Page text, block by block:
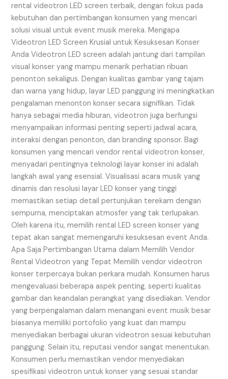
rental videotron LED screen terbaik, dengan fokus pada
kebutuhan dan pertimbangan konsumen yang mencari
solusi visual untuk event musik mereka. Mengapa
Videotron LED Screen Krusial untuk Kesuksesan Konser
Anda Videotron LED screen adalah jantung dari tampilan
visual konser yang mampu menarik perhatian ribuan
penonton sekaligus. Dengan kualitas gambar yang tajam
dan warna yang hidup, layar LED panggung ini meningkatkan
pengalaman menonton konser secara signifikan. Tidak
hanya sebagai media hiburan, videotron juga berfungsi
menyampaikan informasi penting seperti jadwal acara,
interaksi dengan penonton, dan branding sponsor. Bagi
konsumen yang mencari vendor rental videotron konser,
menyadari pentingnya teknologi layar konser ini adalah
langkah awal yang esensial. Visualisasi acara musik yang
dinamis dan resolusi layar LED konser yang tinggi
memastikan setiap detail pertunjukan terekam dengan
sempurna, menciptakan atmosfer yang tak terlupakan.
Oleh karena itu, memilih rental LED screen konser yang
tepat akan sangat memengaruhi kesuksesan event Anda.
Apa Saja Pertimbangan Utama dalam Memilih Vendor
Rental Videotron yang Tepat Memilih vendor videotron
konser terpercaya bukan perkara mudah. Konsumen harus
mengevaluasi beberapa aspek penting, seperti kualitas
gambar dan keandalan perangkat yang disediakan. Vendor
yang berpengalaman dalam menangani event musik besar
biasanya memiliki portofolio yang kuat dan mampu
menyediakan berbagai ukuran videotron sesuai kebutuhan
panggung. Selain itu, reputasi vendor sangat menentukan.
Konsumen perlu memastikan vendor menyediakan
spesifikasi videotron untuk konser yang sesuai standar